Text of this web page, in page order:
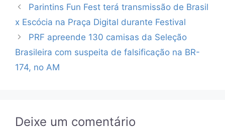
Parintins Fun Fest terá transmissão de Brasil
x Escócia na Praça Digital durante Festival
PRF apreende 130 camisas da Seleção
Brasileira com suspeita de falsificação na BR-
174, no AM
Deixe um comentário